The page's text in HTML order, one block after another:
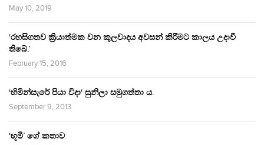
May 10, 2019
‘රහසිගතව ක්‍රියාත්මක වන කුලවාදය අවසන් කිරීමට කාලය උදාවී
තිබේ.’
February 15, 2016
‘හිමින්සැරේ පියා විදා‘ සුනිලා සමුගත්තා ය.
September 9, 2013
‘භූමි’ ගේ කතාව